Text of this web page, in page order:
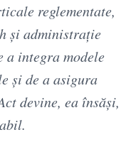
reglementate,
și administrație
a integra modele
și de a asigura
devine, ea însăși,